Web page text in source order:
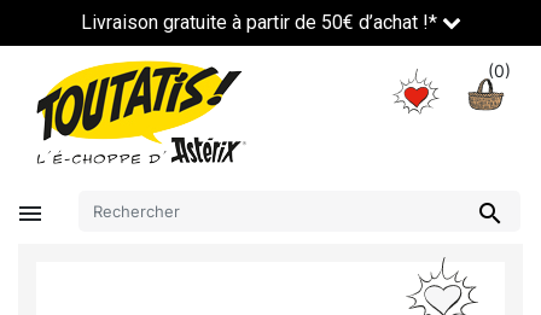
Livraison gratuite à partir de 50€ d’achat !*
(0)
 